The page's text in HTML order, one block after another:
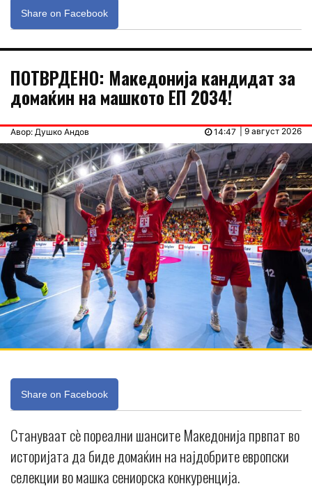
Share on Facebook
ПОТВРДЕНО: Македонија кандидат за
домаќин на машкото ЕП 2034!
Авор: Душко Андов | 9 август 2026
14:47
Share on Facebook
Стануваат сè пореални шансите Македонија првпат во
историјата да биде домаќин на најдобрите европски
селекции во машка сениорска конкуренција.